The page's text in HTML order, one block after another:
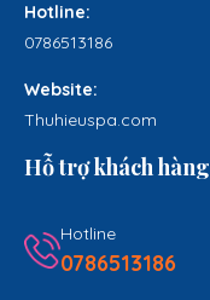
Hotline:
0786513186
Website:
Thuhieuspa.com
Hỗ trợ khách hàng
Hotline
0786513186